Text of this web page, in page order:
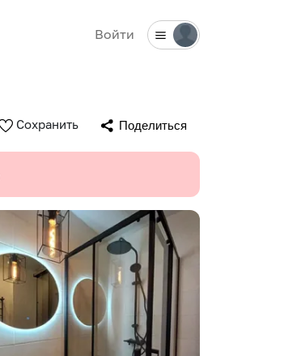
Войти
Сохранить Поделиться